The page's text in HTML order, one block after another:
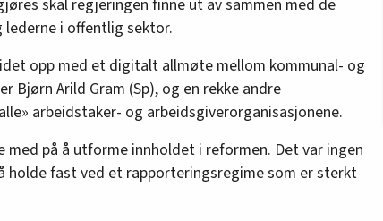
skal regjeringen finne ut av sammen med de
lederne i offentlig sektor.
opp med et digitalt allmøte mellom kommunal- og
Bjørn Arild Gram (Sp), og en rekke andre
arbeidstaker- og arbeidsgiverorganisasjonene.
med på å utforme innholdet i reformen. Det var ingen
holde fast ved et rapporteringsregime som er sterkt